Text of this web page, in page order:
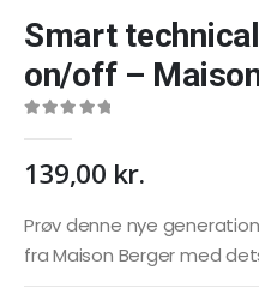
Smart
on/off –
139,00 kr.
Prøv denne nye
fra Maison Berger med